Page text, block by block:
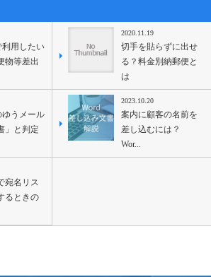
用したい
物等差出
2020.11.19
切手を貼らずに出せ
る？料金別納郵便と
は
うメール
」と判定
2023.10.20
案内に顧客の名前を
差し込むには？
Wor...
宛名リス
るときの